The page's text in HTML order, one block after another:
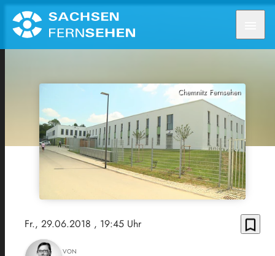
Chemnitz Fernsehen
Fr., 29.06.2018 , 19:45 Uhr bookmark_border
VON